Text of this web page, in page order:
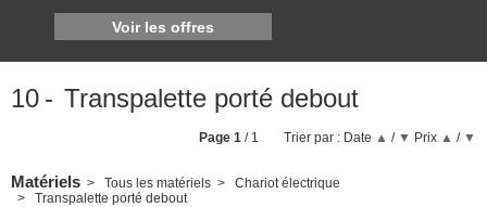
Voir les offres
Matériels Tous les matériels
Chariot électrique
Transpalette porté debout
10 Transpalette porté debout
Trier par : Date ▲ / ▼ Prix ▲ / ▼
Page 1 / 1